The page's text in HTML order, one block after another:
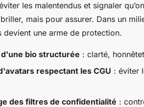
les malentendus et signaler
mais pour assurer. Dans un
devient une arme de protection.
d'une bio structurée : clarté,
respectant les CGU : éviter
des filtres de confidentialité :